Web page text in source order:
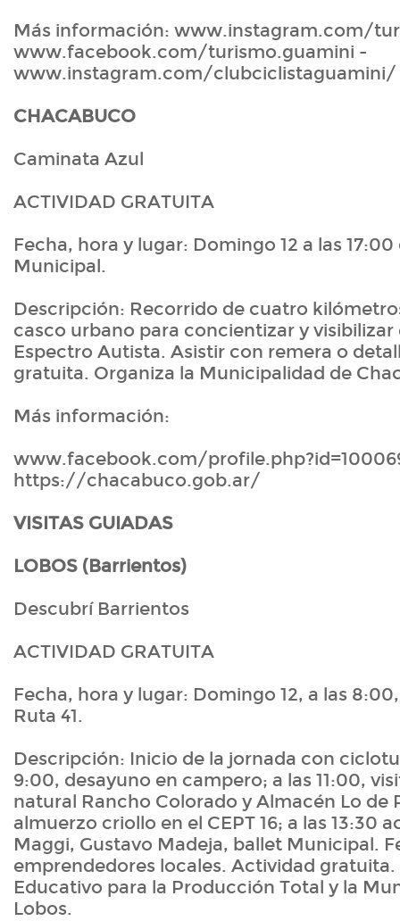
Más información: www.instagram.com/
www.facebook.com/turismo.guamini -
www.instagram.com/clubciclistaguamini/
CHACABUCO
Caminata Azul
ACTIVIDAD GRATUITA
Fecha, hora y lugar: Domingo 12 a las
Municipal.
Descripción: Recorrido de cuatro
casco urbano para concientizar y visibilizar
Espectro Autista. Asistir con remera o
gratuita. Organiza la Municipalidad de
Más información:
www.facebook.com/
https://chacabuco.gob.ar/
VISITAS GUIADAS
LOBOS (Barrientos)
Descubrí Barrientos
ACTIVIDAD GRATUITA
Fecha, hora y lugar: Domingo 12, a las
Ruta 41.
Descripción: Inicio de la jornada con
9:00, desayuno en campero; a las 11:00,
natural Rancho Colorado y Almacén Lo de
almuerzo criollo en el CEPT 16; a las 13:30
Maggi, Gustavo Madeja, ballet Municipal.
emprendedores locales. Actividad
Educativo para la Producción Total y la
Lobos.